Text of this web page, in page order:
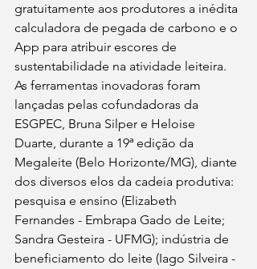
gratuitamente aos produtores a inédita
calculadora de pegada de carbono e o
App para atribuir escores de
sustentabilidade na atividade leiteira.
As ferramentas inovadoras foram
lançadas pelas cofundadoras da
ESGPEC, Bruna Silper e Heloise
Duarte, durante a 19ª edição da
Megaleite (Belo Horizonte/MG), diante
dos diversos elos da cadeia produtiva:
pesquisa e ensino (Elizabeth
Fernandes - Embrapa Gado de Leite;
Sandra Gesteira - UFMG); indústria de
beneficiamento do leite (Iago Silveira -